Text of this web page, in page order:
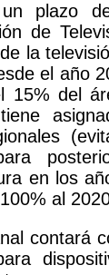
de
la
el año
15% del
en los
al
contará